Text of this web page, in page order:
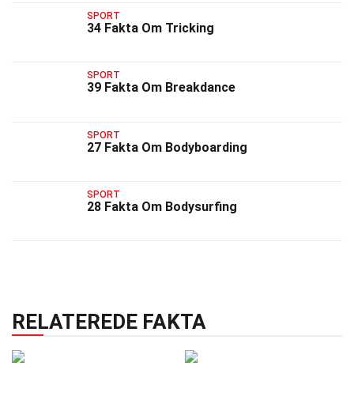
SPORT
34 Fakta Om Tricking
SPORT
39 Fakta Om Breakdance
SPORT
27 Fakta Om Bodyboarding
SPORT
28 Fakta Om Bodysurfing
RELATEREDE FAKTA